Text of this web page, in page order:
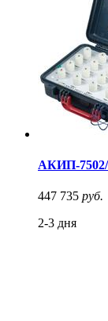
АКИП-7502/
447 735 руб.
2-3 дня